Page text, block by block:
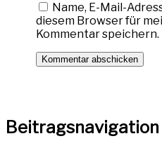
Name, E-Mail-
diesem Browser für
Kommentar speichern.
Beitragsnavigation